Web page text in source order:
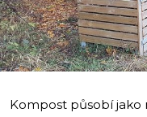
Kompost působí jako